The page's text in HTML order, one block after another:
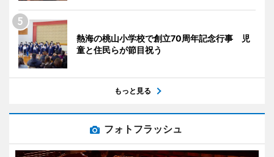
熱海の桃山小学校で創立70周年記念行事 児
童と住民らが節目祝う
もっと見る
フォトフラッシュ